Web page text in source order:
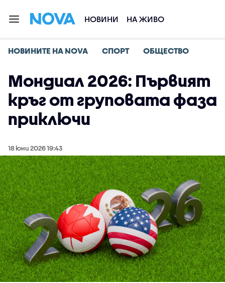
НОВИНИ НА ЖИВО
НОВИНИТЕ НА NOVA СПОРТ ОБЩЕСТВО
Мондиал 2026: Първият
кръг от груповата фаза
приключи
18 юни 2026 19:43